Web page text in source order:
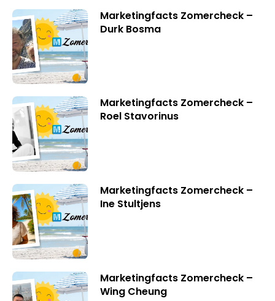
Marketingfacts Zomercheck –
Durk Bosma
Marketingfacts Zomercheck –
Roel Stavorinus
Marketingfacts Zomercheck –
Ine Stultjens
Marketingfacts Zomercheck –
Wing Cheung